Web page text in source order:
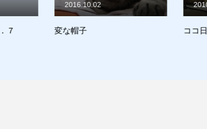
変な帽子
2016.10.02
ココ日記